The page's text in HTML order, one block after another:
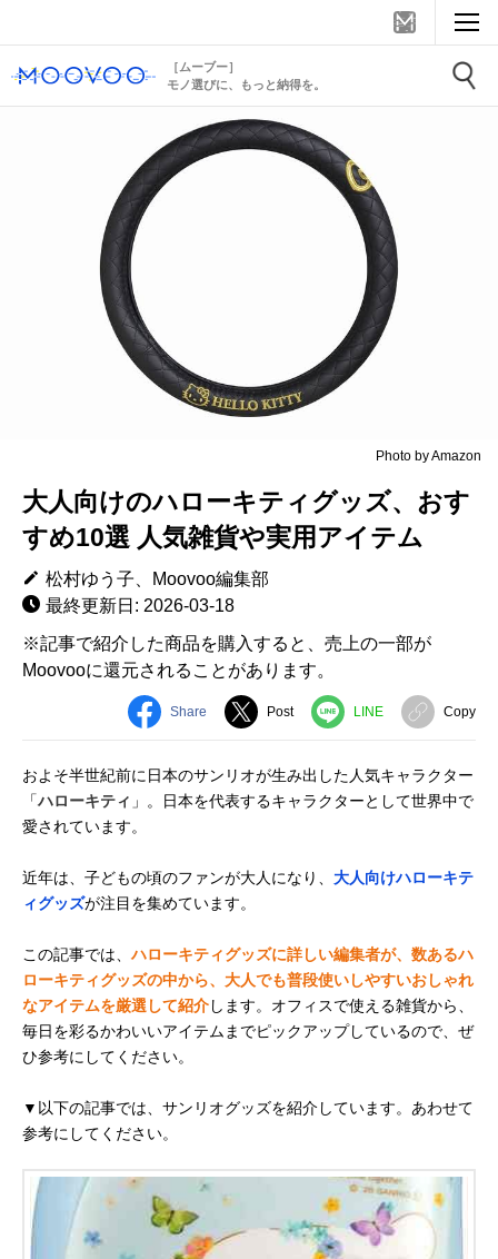
［ムーブー］
モノ選びに、もっと納得を。
Photo by Amazon
大人向けのハローキティグッズ、おす
すめ10選 人気雑貨や実用アイテム
松村ゆう子、Moovoo編集部
最終更新日: 2026-03-18
※記事で紹介した商品を購入すると、売上の一部が
Moovooに還元されることがあります。
Share Post LINE Copy
およそ半世紀前に日本のサンリオが生み出した人気キャラクター
「ハローキティ 」。日本を代表するキャラクターとして世界中で
愛されています。
近年は、子どもの頃のファンが大人になり、 大人向けハローキテ
ィグッズが注目を集めています。
この記事では、ハローキティグッズに詳しい編集者が、数あるハ
ローキティグッズの中から、大人でも普段使いしやすいおしゃれ
なアイテムを厳選して紹介します。オフィスで使える雑貨から、
毎日を彩るかわいいアイテムまでピックアップしているので、ぜ
ひ参考にしてください。
▼以下の記事では、サンリオグッズを紹介しています。あわせて
参考にしてください。